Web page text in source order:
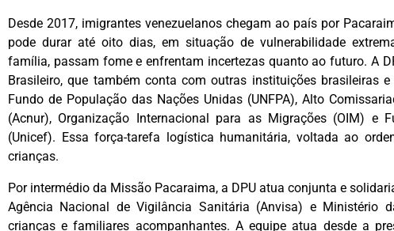
Desde 2017, imigrantes venezuelanos chegam ao país por
pode durar até oito dias, em situação de vulnerabilidade
família, passam fome e enfrentam incertezas quanto ao futuro. A
Brasileiro, que também conta com outras instituições brasileiras
Fundo de População das Nações Unidas (UNFPA), Alto
(Acnur), Organização Internacional para as Migrações (OIM) e
(Unicef). Essa força-tarefa logística humanitária, voltada ao
crianças.
Por intermédio da Missão Pacaraima, a DPU atua conjunta e
Agência Nacional de Vigilância Sanitária (Anvisa) e Ministério
crianças e familiares acompanhantes. A equipe atua desde a